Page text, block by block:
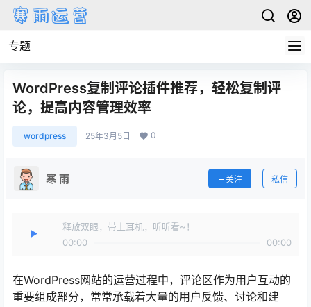
专题
WordPress复制评论插件推荐，轻松复制评
论，提高内容管理效率
wordpress 25年3月5日 0
寒 雨 关注 私信
释放双眼，带上耳机，听听看~！
00:00
00:00
在WordPress网站的运营过程中，评论区作为用户互动的
重要组成部分，常常承载着大量的用户反馈、讨论和建